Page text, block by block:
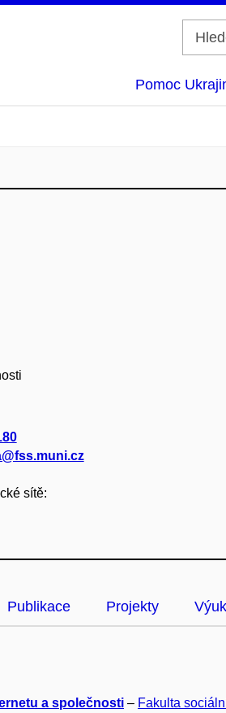
Pomoc
sítě:
Publikace Projekty
a společnosti – Fakulta